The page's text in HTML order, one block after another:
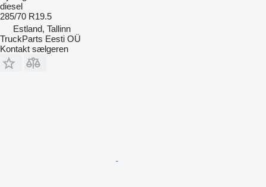
diesel
285/70 R19.5
Estland, Tallinn
TruckParts Eesti OÜ
Kontakt sælgeren